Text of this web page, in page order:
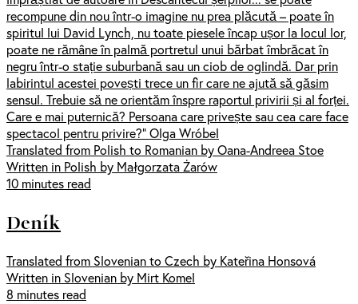
recompune din nou într-o imagine nu prea plăcută – poate în
spiritul lui David Lynch, nu toate piesele încap ușor la locul lor,
poate ne rămâne în palmă portretul unui bărbat îmbrăcat în
negru într-o stație suburbană sau un ciob de oglindă. Dar prin
labirintul acestei povești trece un fir care ne ajută să găsim
sensul. Trebuie să ne orientăm înspre raportul privirii și al forței.
Care e mai puternică? Persoana care privește sau cea care face
spectacol pentru privire?” Olga Wróbel
Translated from Polish to Romanian by Oana-Andreea Stoe
Written in Polish by Małgorzata Żarów
10 minutes read
Deník
Translated from Slovenian to Czech by Kateřina Honsová
Written in Slovenian by Mirt Komel
8 minutes read